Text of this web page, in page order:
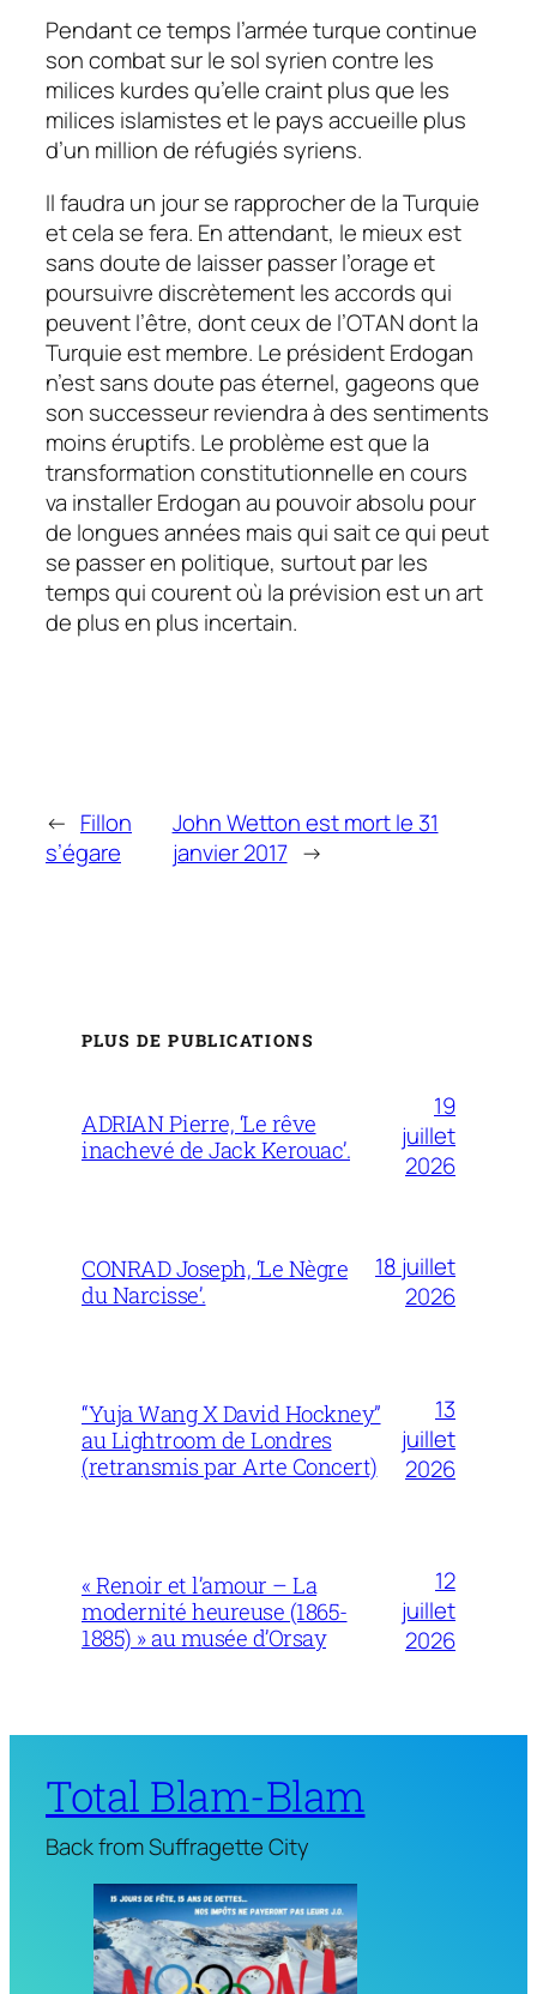
Pendant ce temps l’armée turque continue
son combat sur le sol syrien contre les
milices kurdes qu’elle craint plus que les
milices islamistes et le pays accueille plus
d’un million de réfugiés syriens.
Il faudra un jour se rapprocher de la Turquie
et cela se fera. En attendant, le mieux est
sans doute de laisser passer l’orage et
poursuivre discrètement les accords qui
peuvent l’être, dont ceux de l’OTAN dont la
Turquie est membre. Le président Erdogan
n’est sans doute pas éternel, gageons que
son successeur reviendra à des sentiments
moins éruptifs. Le problème est que la
transformation constitutionnelle en cours
va installer Erdogan au pouvoir absolu pour
de longues années mais qui sait ce qui peut
se passer en politique, surtout par les
temps qui courent où la prévision est un art
de plus en plus incertain.
← Fillon
s’égare
John Wetton est mort le 31
janvier 2017 →
PLUS DE PUBLICATIONS
ADRIAN Pierre, ‘Le rêve
inachevé de Jack Kerouac’.
19
juillet
2026
CONRAD Joseph, ‘Le Nègre
du Narcisse’.
18 juillet
2026
“Yuja Wang X David Hockney”
au Lightroom de Londres
(retransmis par Arte Concert)
13
juillet
2026
« Renoir et l’amour – La
modernité heureuse (1865-
1885) » au musée d’Orsay
12
juillet
2026
Total Blam-Blam
Back from Suffragette City